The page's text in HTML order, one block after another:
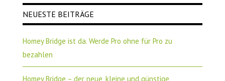
NEUESTE BEITRÄGE
Homey Bridge ist da. Werde Pro ohne für Pro zu
bezahlen
Homey Bridge – der neue, kleine und günstige